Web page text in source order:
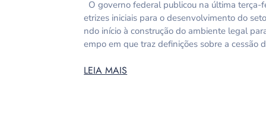
O governo federal publicou na última
etrizes iniciais para o desenvolvimento do
ndo início à construção do ambiente legal
empo em que traz definições sobre a cessão
LEIA MAIS